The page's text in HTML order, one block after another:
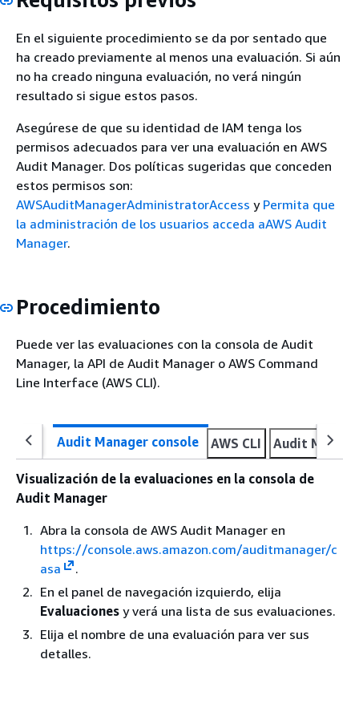
En el siguiente procedimiento se da por sentado que
ha creado previamente al menos una evaluación. Si aún
no ha creado ninguna evaluación, no verá ningún
resultado si sigue estos pasos.
Asegúrese de que su identidad de IAM tenga los
permisos adecuados para ver una evaluación en AWS
Audit Manager. Dos políticas sugeridas que conceden
estos permisos son:
AWSAuditManagerAdministratorAccess y Permita que
la administración de los usuarios acceda aAWS Audit
Manager.
Procedimiento
Puede ver las evaluaciones con la consola de Audit
Manager, la API de Audit Manager o AWS Command
Line Interface (AWS CLI).
Audit Manager console AWS CLI Audit
Visualización de la evaluaciones en la consola de
Audit Manager
Abra la consola de AWS Audit Manager en
https://console.aws.amazon.com/auditmanager/c
asa
.
En el panel de navegación izquierdo, elija
Evaluaciones y verá una lista de sus evaluaciones.
Elija el nombre de una evaluación para ver sus
detalles.